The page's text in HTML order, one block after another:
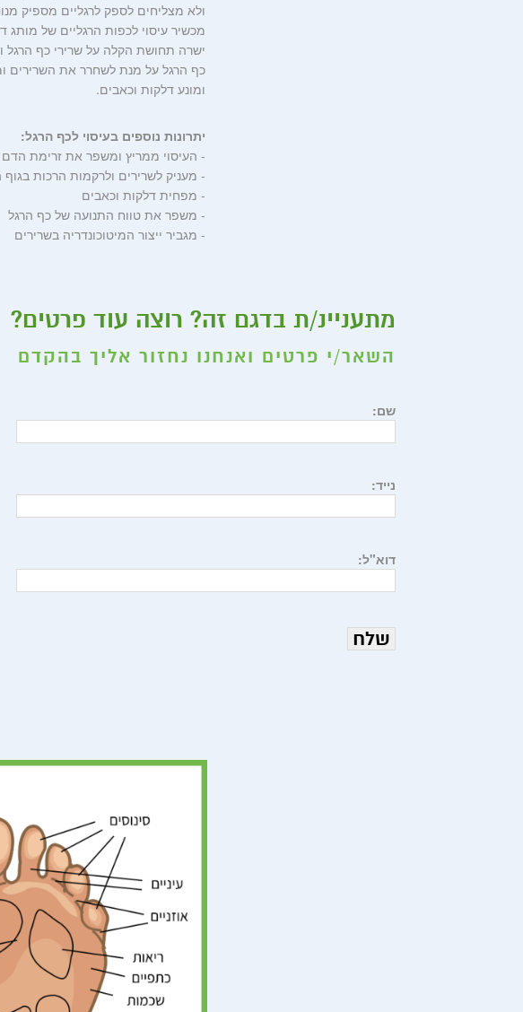
ולא מצליחים לספק לרגליים מספיק
ישרה תחושת הקלה על שרירי כף הרגל
כף הרגל על מנת לשחרר את השרירים
ומונע דלקות וכאבים.
יתרונות נוספים בעיסוי לכף הרגל:
- העיסוי ממריץ ומשפר את זרימת הדם
- מעניק לשרירים ולרקמות הרכות
- מפחית דלקות וכאבים
- משפר את טווח התנועה של כף הרגל
- מגביר ייצור המיטוכונדריה בשרירים
מתעניינ/ת בדגם זה? רוצה עוד פרטים?
השאר/י פרטים ואנחנו נחזור אליך בהקדם
שם:
נייד:
דוא"ל: